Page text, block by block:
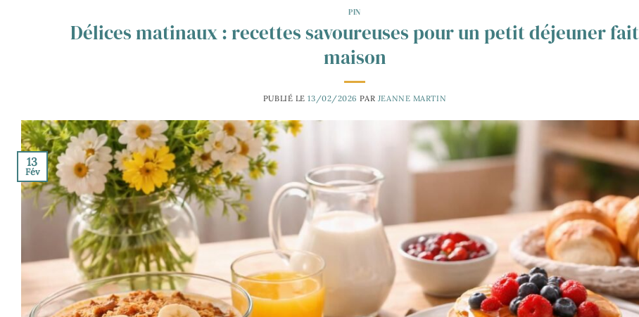
PIN
Délices matinaux : recettes savoureuses pour un petit déjeuner fait
maison
PUBLIÉ LE13/02/2026 PAR JEANNE MARTIN
13
Fév